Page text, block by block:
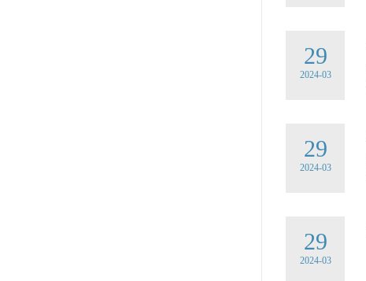
29
2024-03
29
2024-03
29
2024-03